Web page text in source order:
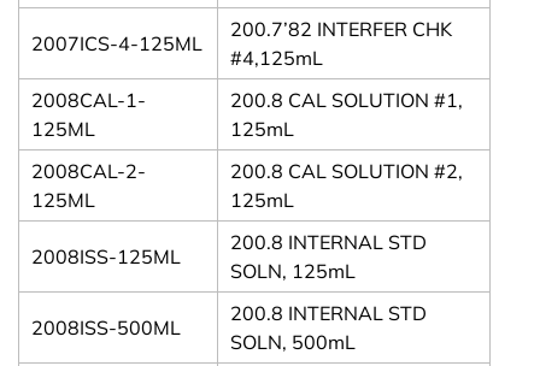
2007ICS-4-125ML
200.7’82 INTERFER CHK
#4,125mL
2008CAL-1-
125ML
200.8 CAL SOLUTION #1,
125mL
2008CAL-2-
125ML
200.8 CAL SOLUTION #2,
125mL
2008ISS-125ML
200.8 INTERNAL STD
SOLN, 125mL
2008ISS-500ML
200.8 INTERNAL STD
SOLN, 500mL